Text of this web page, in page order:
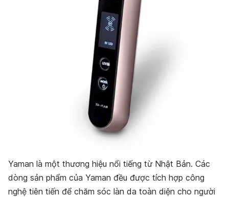
Yaman là một thương hiệu nổi tiếng từ Nhật Bản. Các
dòng sản phẩm của Yaman đều được tích hợp công
nghệ tiên tiến để chăm sóc làn da toàn diện cho người